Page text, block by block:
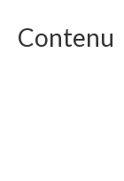
Contenu